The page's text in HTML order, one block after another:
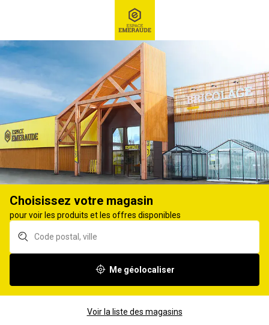
Ex : Robot tondeuse, ...
Outils 3 points pour micro-tracteur
FRAISES ET CHARRUE 3 POINTS
produits Affiner
Brabant réversible
DELMORINO
Charrue réversible
DEL MORINO l.20cm
Cultivateur 7 dents
Fraise arrière
Choisissez votre magasin
pour voir les produits et les offres disponibles
Me géolocaliser
Voir la liste des magasins